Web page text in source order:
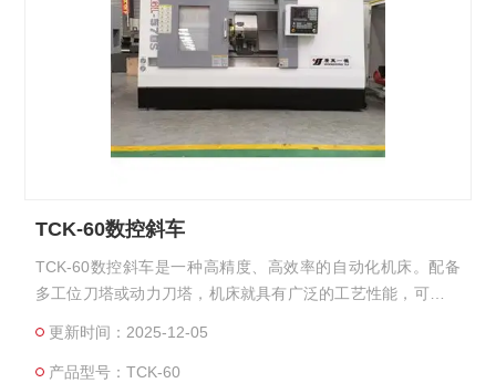
TCK-60数控斜车
TCK-60数控斜车是一种高精度、高效率的自动化机床。配备
多工位刀塔或动力刀塔，机床就具有广泛的工艺性能，可加工
批量生产中发挥了良好的经济效果。
更新时间：2025-12-05
产品型号：TCK-60